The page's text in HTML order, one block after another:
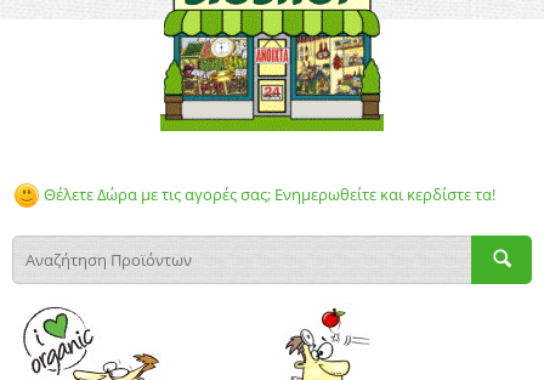
Θέλετε Δώρα με τις αγορές σας; Ενημερωθείτε και κερδίστε τα!